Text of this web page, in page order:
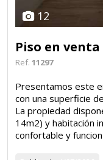
12
Piso en
Ref. 11297
Presentamos este
con una superficie
La propiedad
14m2) y habitación
confortable y